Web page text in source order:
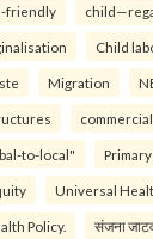
friendly
Child
Migration
to-local"
Universal
Policy. संजना